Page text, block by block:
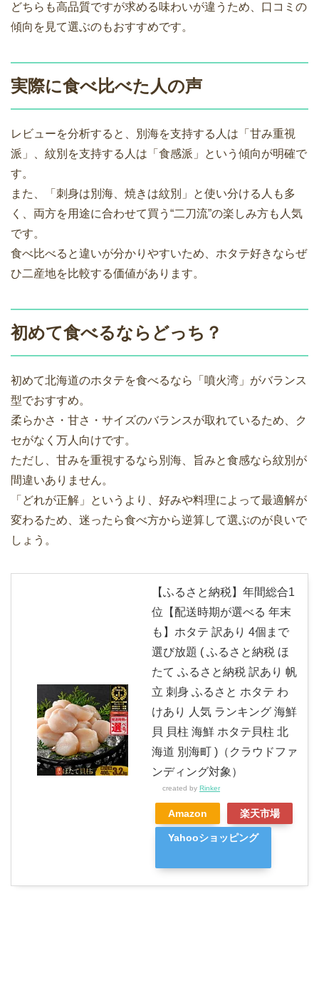
どちらも高品質ですが求める味わいが違うため、口コミの
傾向を見て選ぶのもおすすめです。
実際に食べ比べた人の声
レビューを分析すると、別海を支持する人は「甘み重視
派」、紋別を支持する人は「食感派」という傾向が明確で
す。
また、「刺身は別海、焼きは紋別」と使い分ける人も多
く、両方を用途に合わせて買う“二刀流”の楽しみ方も人気
です。
食べ比べると違いが分かりやすいため、ホタテ好きならぜ
ひ二産地を比較する価値があります。
初めて食べるならどっち？
初めて北海道のホタテを食べるなら「噴火湾」がバランス
型でおすすめ。
柔らかさ・甘さ・サイズのバランスが取れているため、ク
セがなく万人向けです。
ただし、甘みを重視するなら別海、旨みと食感なら紋別が
間違いありません。
「どれが正解」というより、好みや料理によって最適解が
変わるため、迷ったら食べ方から逆算して選ぶのが良いで
しょう。
【ふるさと納税】年間総合1
位【配送時期が選べる 年末
も】ホタテ 訳あり 4個まで
選び放題 ( ふるさと納税 ほ
たて ふるさと納税 訳あり 帆
立 刺身 ふるさと ホタテ わ
けあり 人気 ランキング 海鮮
貝 貝柱 海鮮 ホタテ貝柱 北
海道 別海町 )（クラウドファ
ンディング対象）
created by Rinker
Amazon 楽天市場
Yahooショッピング